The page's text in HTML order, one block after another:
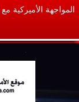
المواجهة الأميركية